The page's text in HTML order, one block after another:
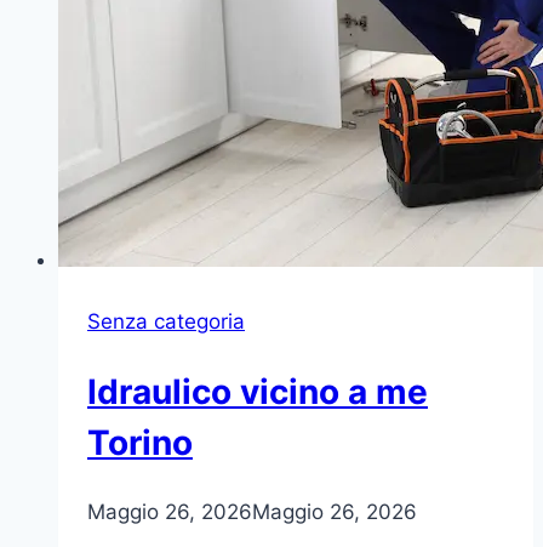
Senza categoria
Idraulico vicino a me
Torino
Maggio 26, 2026Maggio 26, 2026